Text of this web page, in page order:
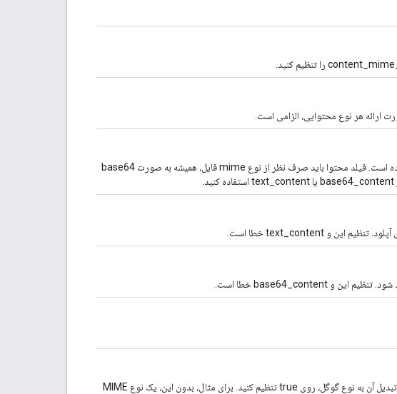
محتوای فایل به صورت base64 کدگذاری شده است. فیلد محتوا باید صرف نظر از نوع mime فایل، همیشه به صورت base64
برای حفظ نوع MIME محتوای ارسالی و عدم تبدیل آن به نوع گوگل، روی true تنظیم کنید. برای مثال، بدون این، یک نوع MIME